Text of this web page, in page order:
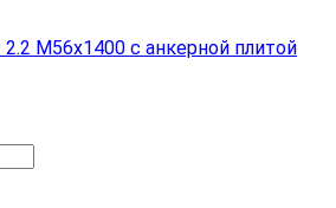
М56х1400 с анкерной плитой